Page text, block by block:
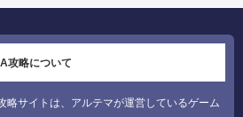
攻略について
略サイトは、アルテマが運営しているゲーム